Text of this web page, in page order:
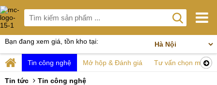
Bạn đang xem giá, tồn kho tại:
Tin công nghệ Mở hộp & Đánh giá Tư vấn chọn mua
Tin tức Tin công nghệ